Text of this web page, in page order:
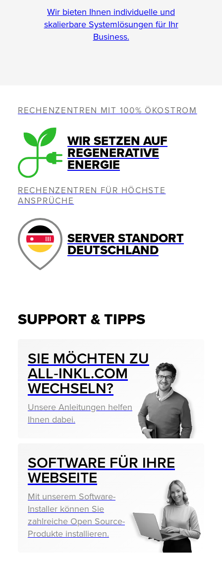
Wir bieten Ihnen individuelle und
skalierbare Systemlösungen für Ihr
Business.
RECHENZENTREN MIT 100% ÖKOSTROM
WIR SETZEN AUF
REGENERATIVE
ENERGIE
RECHENZENTREN FÜR HÖCHSTE
ANSPRÜCHE
SERVER STANDORT
DEUTSCHLAND
SUPPORT & TIPPS
SIE MÖCHTEN ZU
ALL‑INKL.COM
WECHSELN?
Unsere Anleitungen helfen
Ihnen dabei.
SOFTWARE FÜR IHRE
WEBSEITE
Mit unserem Software-
Installer können Sie
zahlreiche Open Source-
Produkte installieren.